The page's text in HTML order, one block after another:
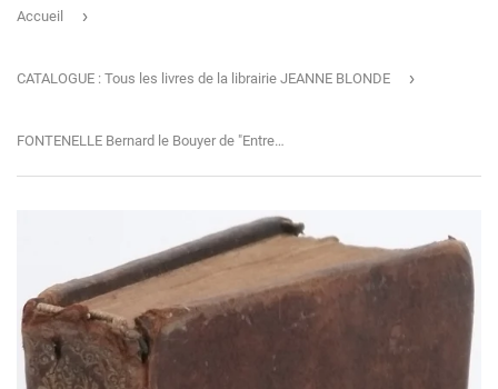
Accueil ›
CATALOGUE : Tous les livres de la librairie JEANNE BLONDE ›
FONTENELLE Bernard le Bouyer de "Entretiens sur la pluralité des Mondes"